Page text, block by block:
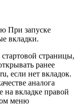
При запуске
вкладки.
страницы,
ранее
если нет вкладок.
аналога
на вкладке правой
меню